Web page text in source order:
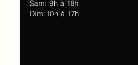
Sam: 9h à 18h
Dim:10h à 17h